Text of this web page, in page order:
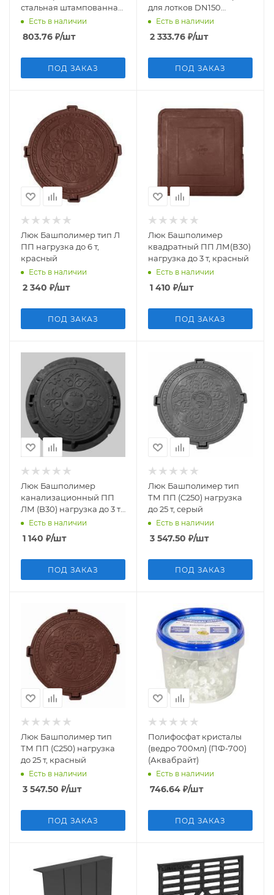
стальная штампованная
285*285 мм Gidrolica
Point (Арт. 200)
Есть в наличии
803.76 ₽/шт
ПОД ЗАКАЗ
для лотков DN150
Аквасток (Арт. 11542)
Есть в наличии
2 333.76 ₽/шт
ПОД ЗАКАЗ
Люк Башполимер тип Л
ПП нагрузка до 6 т,
красный
Есть в наличии
2 340 ₽/шт
ПОД ЗАКАЗ
Люк Башполимер
квадратный ПП ЛМ(В30)
нагрузка до 3 т, красный
Есть в наличии
1 410 ₽/шт
ПОД ЗАКАЗ
Люк Башполимер
канализационный ПП
ЛМ (B30) нагрузка до 3 т,
черный
Есть в наличии
1 140 ₽/шт
ПОД ЗАКАЗ
Люк Башполимер тип
ТМ ПП (С250) нагрузка
до 25 т, серый
Есть в наличии
3 547.50 ₽/шт
ПОД ЗАКАЗ
Люк Башполимер тип
ТМ ПП (С250) нагрузка
до 25 т, красный
Есть в наличии
3 547.50 ₽/шт
ПОД ЗАКАЗ
Полифосфат кристалы
(ведро 700мл) (ПФ-700)
(Аквабрайт)
Есть в наличии
746.64 ₽/шт
ПОД ЗАКАЗ